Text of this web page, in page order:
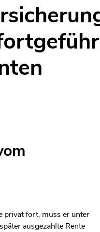
privat fort, muss er unter
ausgezahlte Rente